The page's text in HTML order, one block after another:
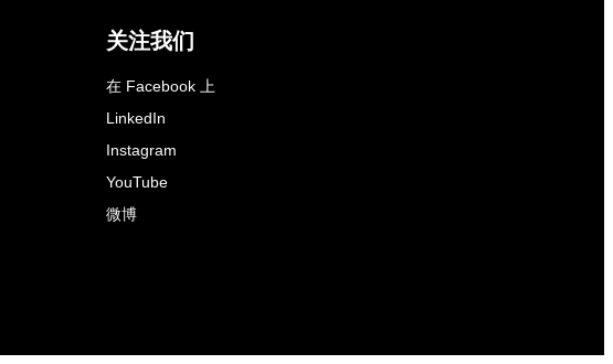
关注我们
在 Facebook 上
LinkedIn
Instagram
YouTube
微博